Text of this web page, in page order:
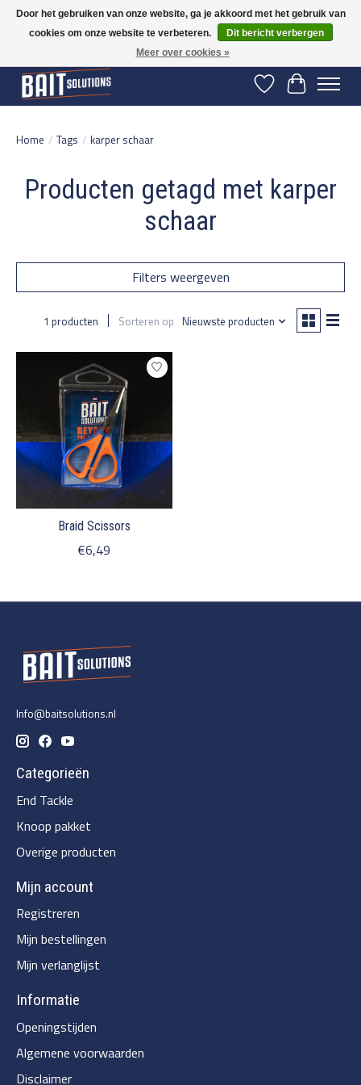
Gratis verzending vanaf 50 euro binnen NL | Op voorraad binnen 2-5 werkdagen
verzonden | België vanaf 70 euro gratis verzonden
Verlanglijst
Home / Tags / karper schaar
Producten getagd met karper
schaar
Filters weergeven
1 producten Sorteren op Nieuwste producten
Braid Scissors
€6,49
Info@baitsolutions.nl
Categorieën
End Tackle
Knoop pakket
Overige producten
Mijn account
Registreren
Mijn bestellingen
Mijn verlanglijst
Informatie
Openingstijden
Algemene voorwaarden
Disclaimer
Door het gebruiken van onze website, ga je akkoord met het gebruik van
cookies om onze website te verbeteren.
Dit bericht verbergen
Meer over cookies »